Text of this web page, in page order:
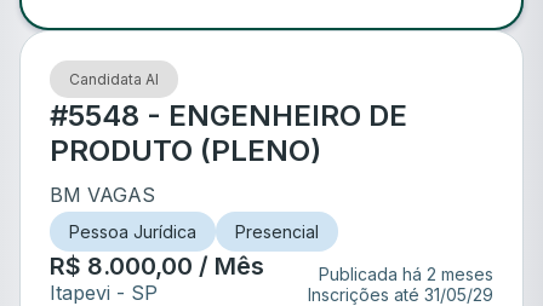
Candidata AI
#5548 - ENGENHEIRO DE
PRODUTO (PLENO)
BM VAGAS
Pessoa Jurídica Presencial
R$ 8.000,00 / Mês
Itapevi - SP
Publicada há 2 meses
Inscrições até 31/05/29